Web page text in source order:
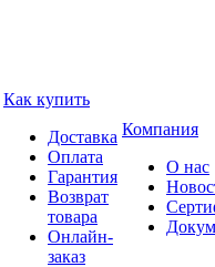
Как купить
Доставка
Оплата
Гарантия
Возврат
товара
Онлайн-
заказ
Компания
О нас